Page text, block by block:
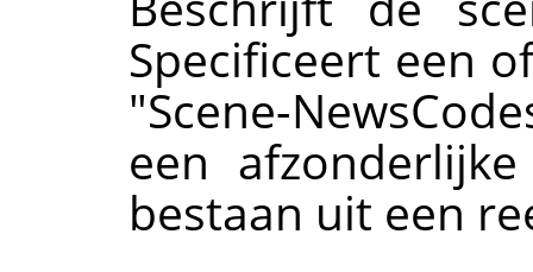
Specificeert een
"Scene-
een
bestaan uit een